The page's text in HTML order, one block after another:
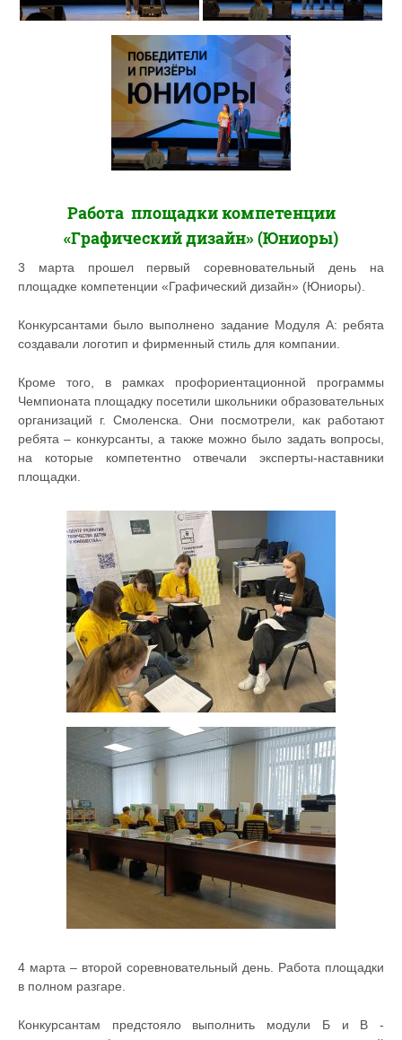
Работа площадки компетенции
«Графический дизайн» (Юниоры)
3 марта прошел первый соревновательный день на
площадке компетенции «Графический дизайн» (Юниоры).
Конкурсантами было выполнено задание Модуля А: ребята
создавали логотип и фирменный стиль для компании.
Кроме того, в рамках профориентационной программы
Чемпионата площадку посетили школьники образовательных
организаций г. Смоленска. Они посмотрели, как работают
ребята – конкурсанты, а также можно было задать вопросы,
на которые компетентно отвечали эксперты-наставники
площадки.
4 марта – второй соревновательный день. Работа площадки
в полном разгаре.
Конкурсантам предстояло выполнить модули Б и В -